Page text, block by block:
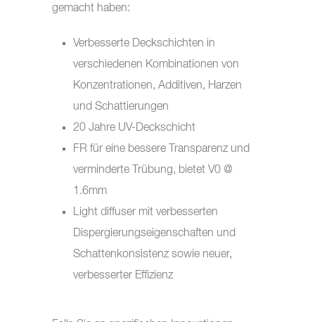
gemacht haben:
Verbesserte Deckschichten in
verschiedenen Kombinationen von
Konzentrationen, Additiven, Harzen
und Schattierungen
20 Jahre UV-Deckschicht
FR für eine bessere Transparenz und
verminderte Trübung, bietet V0 @
1.6mm
Light diffuser mit verbesserten
Dispergierungseigenschaften und
Schattenkonsistenz sowie neuer,
verbesserter Effizienz